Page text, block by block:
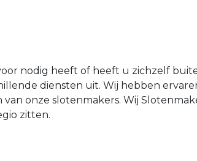
nodig heeft of heeft u zichzelf
diensten uit. Wij hebben
onze slotenmakers. Wij
zitten.